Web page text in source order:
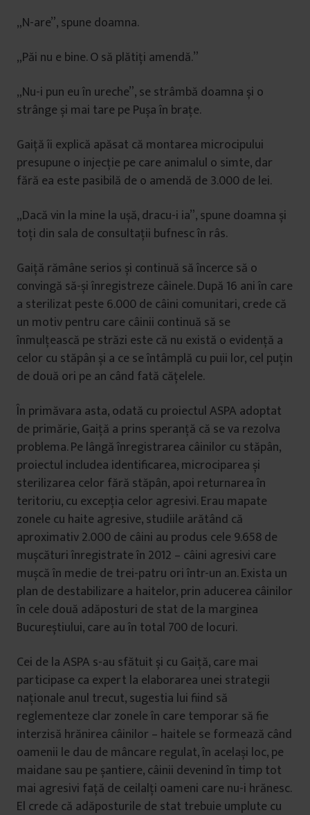
„N-are”, spune doamna.
„Păi nu e bine. O să plătiți amendă.”
„Nu-i pun eu în ureche”, se strâmbă doamna și o
strânge și mai tare pe Pușa în brațe.
Gaiță îi explică apăsat că montarea microcipului
presupune o injecție pe care animalul o simte, dar
fără ea este pasibilă de o amendă de 3.000 de lei.
„Dacă vin la mine la ușă, dracu-i ia”, spune doamna și
toți din sala de consultații bufnesc în râs.
Gaiță rămâne serios și continuă să încerce să o
convingă să-și înregistreze câinele. După 16 ani în care
a sterilizat peste 6.000 de câini comunitari, crede că
un motiv pentru care câinii continuă să se
înmulțească pe străzi este că nu există o evidență a
celor cu stăpân și a ce se întâmplă cu puii lor, cel puțin
de două ori pe an când fată cățelele.
În primăvara asta, odată cu proiectul ASPA adoptat
de primărie, Gaiță a prins speranță că se va rezolva
problema. Pe lângă înregistrarea câinilor cu stăpân,
proiectul includea identificarea, microciparea și
sterilizarea celor fără stăpân, apoi returnarea în
teritoriu, cu excepția celor agresivi. Erau mapate
zonele cu haite agresive, studiile arătând că
aproximativ 2.000 de câini au produs cele 9.658 de
mușcături înregistrate în 2012 – câini agresivi care
mușcă în medie de trei-patru ori într-un an. Exista un
plan de destabilizare a haitelor, prin aducerea câinilor
în cele două adăposturi de stat de la marginea
Bucureștiului, care au în total 700 de locuri.
Cei de la ASPA s-au sfătuit și cu Gaiță, care mai
participase ca expert la elaborarea unei strategii
naționale anul trecut, sugestia lui fiind să
reglementeze clar zonele în care temporar să fie
interzisă hrănirea câinilor – haitele se formează când
oamenii le dau de mâncare regulat, în același loc, pe
maidane sau pe șantiere, câinii devenind în timp tot
mai agresivi față de ceilalți oameni care nu-i hrănesc.
El crede că adăposturile de stat trebuie umplute cu